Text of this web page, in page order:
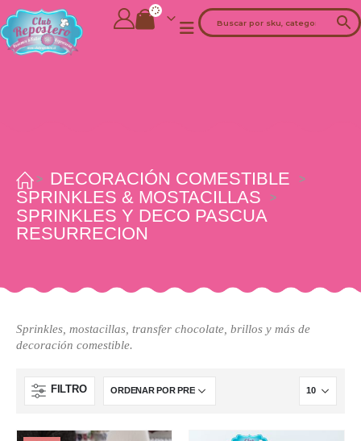
DECORACIÓN COMESTIBLE
SPRINKLES & MOSTACILLAS
SPRINKLES Y DECO PASCUA
RESURRECION
Sprinkles, mostacillas, transfer chocolate, brillos y más de
decoración comestible.